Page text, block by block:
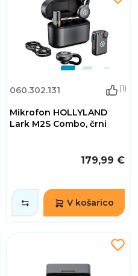
060.302.131 (1)
Mikrofon HOLLYLAND
Lark M2S Combo, črni
179,99 €
V košarico